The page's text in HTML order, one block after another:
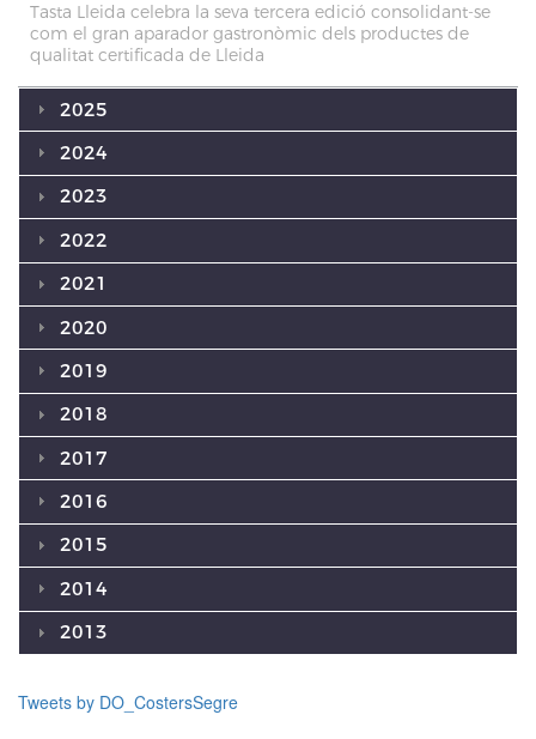
Tasta Lleida celebra la seva tercera edició consolidant-se
com el gran aparador gastronòmic dels productes de
qualitat certificada de Lleida
2025
2024
2023
2022
2021
2020
2019
2018
2017
2016
2015
2014
2013
Tweets by DO_CostersSegre